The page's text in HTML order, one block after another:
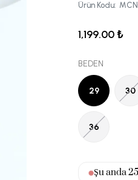
Ürün Kodu:
1,199.00 ₺
BEDEN
29 30
36
Şu anda25